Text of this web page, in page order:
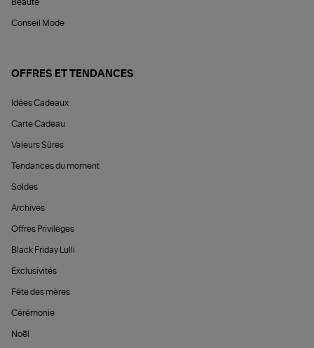
Beauté
Conseil Mode
OFFRES ET TENDANCES
Idées Cadeaux
Carte Cadeau
Valeurs Sûres
Tendances du moment
Soldes
Archives
Offres Privilèges
Black Friday Lulli
Exclusivités
Fête des mères
Cérémonie
Noël